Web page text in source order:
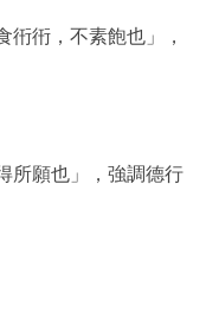
衎，不素飽也」，
所願也」，強調德行